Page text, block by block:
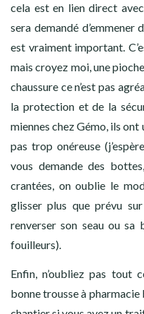
cela est en lien direct
sera demandé d’emmener
est vraiment important.
mais croyez moi, une
chaussure ce n’est pas
la protection et de la
miennes chez Gémo, ils
pas trop onéreuse
vous demande des
crantées, on oublie le
glisser plus que prévu
renverser son seau ou sa
fouilleurs).
Enfin, n’oubliez pas tout
bonne trousse à